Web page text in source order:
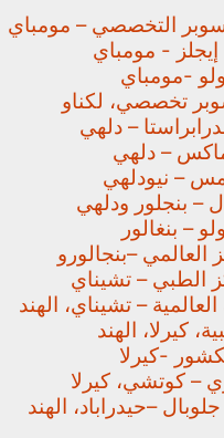
التخصصي – مومباي
- مومباي
-مومباي
تخصصي، لكناو
– دلهي
– دلهي
– نيودلهي
– بنجلور ودلهي
– بنغالور
العالمي –بنجالورو
الطبي – تشيناي
– تشيناي، الهند
كيرلا، الهند
-كيرلا
– كوتشي، كيرلا
–حيدراباد، الهند